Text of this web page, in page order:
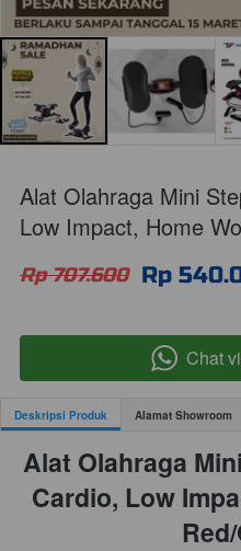
Alat Olahraga Mini
Low Impact, Home
Rp 707.600 Rp
` Chat
Deskripsi Produk Alamat Showroom
Alat Olahraga
Cardio, Low